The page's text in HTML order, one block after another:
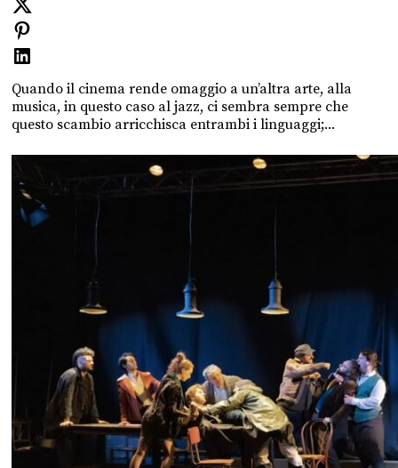
Quando il cinema rende omaggio a un’altra arte, alla
musica, in questo caso al jazz, ci sembra sempre che
questo scambio arricchisca entrambi i linguaggi;...